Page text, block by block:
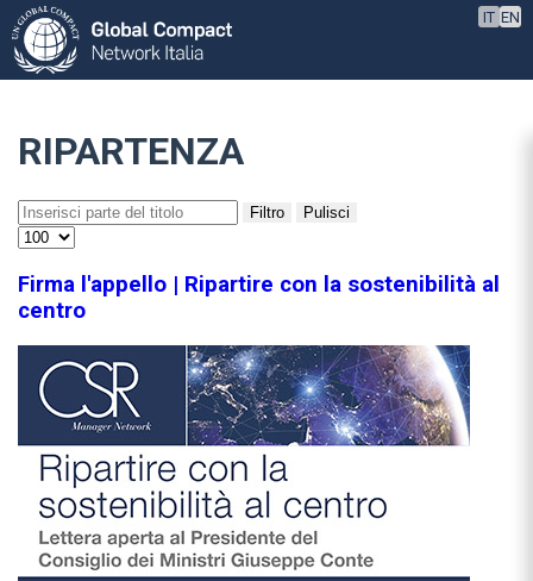
IT EN
RIPARTENZA
Filtro Pulisci
Firma l'appello | Ripartire con la sostenibilità al
centro